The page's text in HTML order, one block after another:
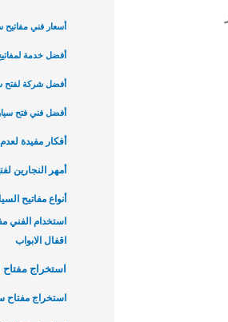
أسعار فني
أفضل خدمة
أفضل شركة لفتح
أفضل فني فتح
أفكار مفيدة
أمهر النجارين
أنواع مفاتيح
استخدام الفني
اقفال الابواب
استخراج مفتاح
استخراج مفتاح